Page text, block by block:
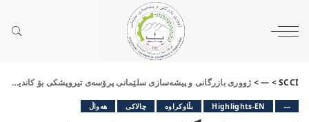
SCCI
>
—
> ژووری بازرگانی و پیشەسازی سلێمانی پرۆسەی تیروپشکی بۆ کاندیدان بەسەرکەوتوی ئەنجامدا
—
Highlights-EN بڵاوکراوە چالاکی هەواڵ